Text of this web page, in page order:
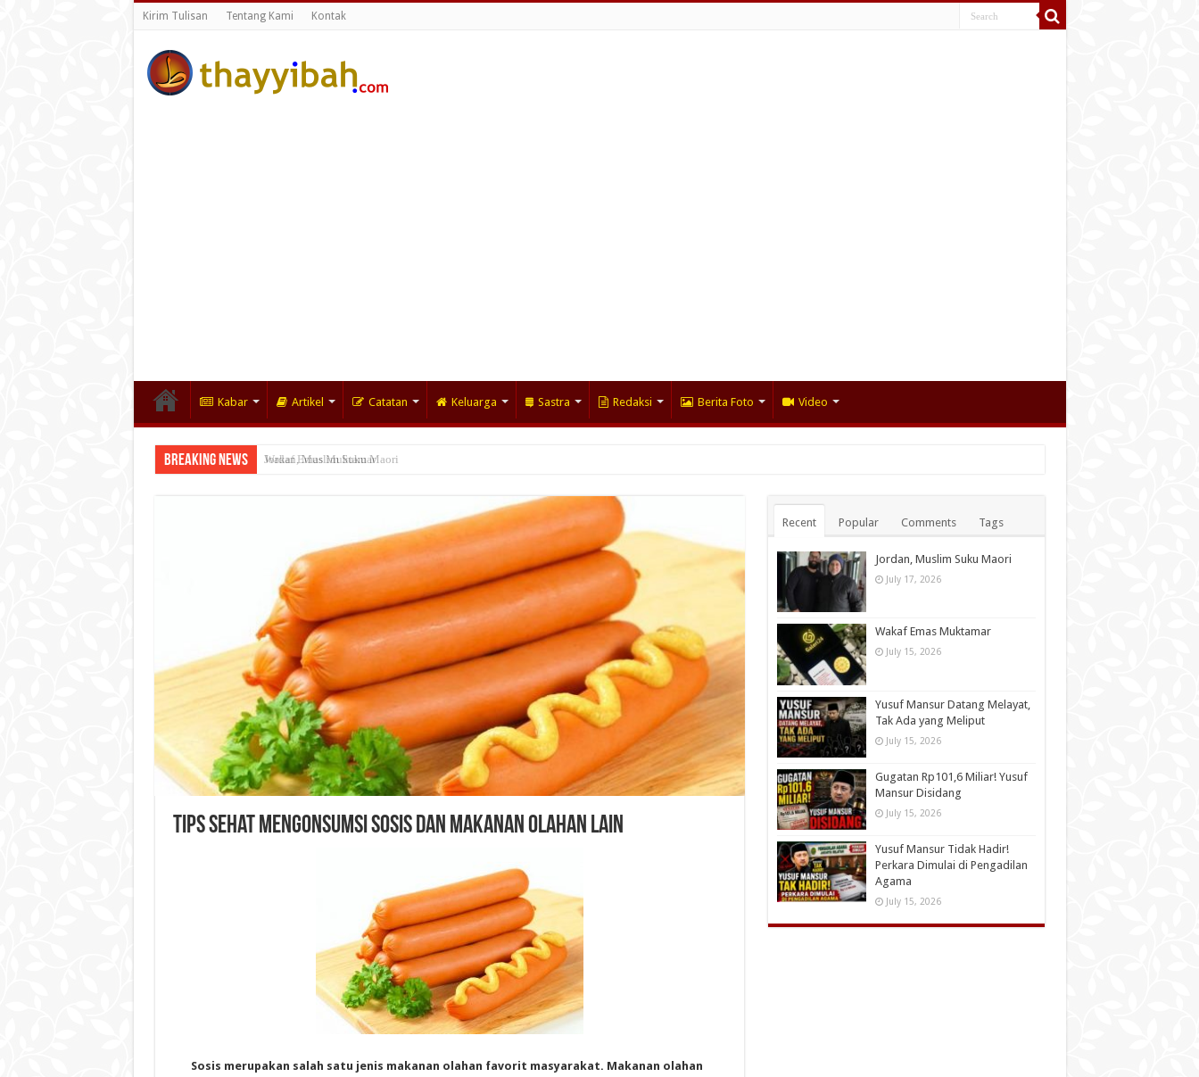
Kirim Tulisan Tentang Kami Kontak
Kabar Artikel Catatan Keluarga Sastra Redaksi Berita Foto Video
Breaking News Wakaf Emas Muktamar
Tips Sehat Mengonsumsi Sosis dan Makanan Olahan Lain
Sosis merupakan salah satu jenis makanan olahan favorit masyarakat. Makanan olahan
Recent Popular Comments Tags
Jordan, Muslim Suku Maori
July 17, 2026
Wakaf Emas Muktamar
July 15, 2026
Yusuf Mansur Datang Melayat,
Tak Ada yang Meliput
July 15, 2026
Gugatan Rp101,6 Miliar! Yusuf
Mansur Disidang
July 15, 2026
Yusuf Mansur Tidak Hadir!
Perkara Dimulai di Pengadilan
Agama
July 15, 2026